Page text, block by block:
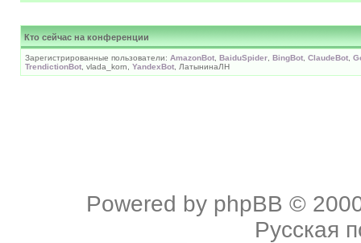
Кто сейчас на конференции
Зарегистрированные пользователи: AmazonBot BaiduSpider BingBot ClaudeBot
TrendictionBot , vlada_korn, YandexBot , ЛатынинаЛН
Powered by phpBB ©
Русская